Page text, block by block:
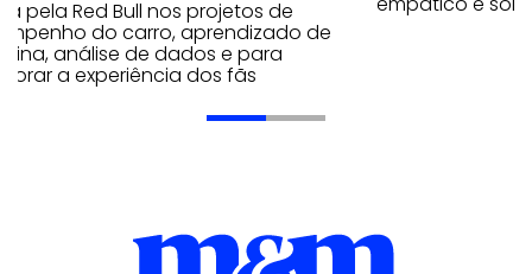
pela Red Bull nos projetos de
do carro, aprendizado de
análise de dados e para
a experiência dos fãs